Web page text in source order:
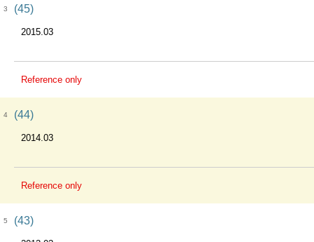
3 (45)
2015.03
Reference only
4 (44)
2014.03
Reference only
5 (43)